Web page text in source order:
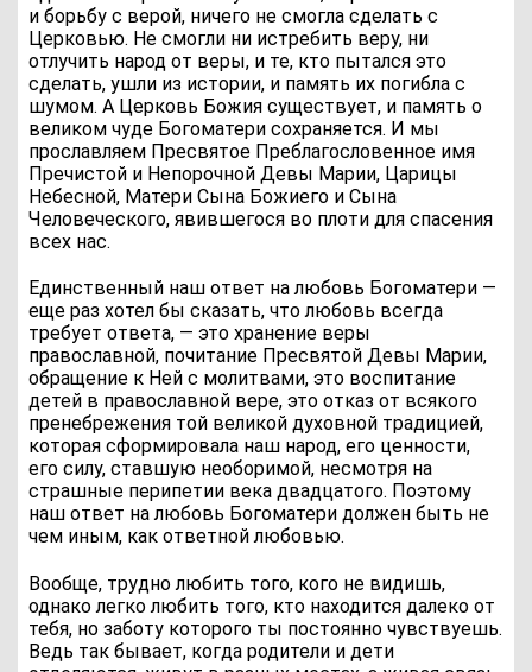
и борьбу с верой, ничего не смогла сделать с
Церковью. Не смогли ни истребить веру, ни
отлучить народ от веры, и те, кто пытался это
сделать, ушли из истории, и память их погибла с
шумом. А Церковь Божия существует, и память о
великом чуде Богоматери сохраняется. И мы
прославляем Пресвятое Преблагословенное имя
Пречистой и Непорочной Девы Марии, Царицы
Небесной, Матери Сына Божиего и Сына
Человеческого, явившегося во плоти для спасения
всех нас.
Единственный наш ответ на любовь Богоматери —
еще раз хотел бы сказать, что любовь всегда
требует ответа, — это хранение веры
православной, почитание Пресвятой Девы Марии,
обращение к Ней с молитвами, это воспитание
детей в православной вере, это отказ от всякого
пренебрежения той великой духовной традицией,
которая сформировала наш народ, его ценности,
его силу, ставшую необоримой, несмотря на
страшные перипетии века двадцатого. Поэтому
наш ответ на любовь Богоматери должен быть не
чем иным, как ответной любовью.
Вообще, трудно любить того, кого не видишь,
однако легко любить того, кто находится далеко от
тебя, но заботу которого ты постоянно чувствуешь.
Ведь так бывает, когда родители и дети